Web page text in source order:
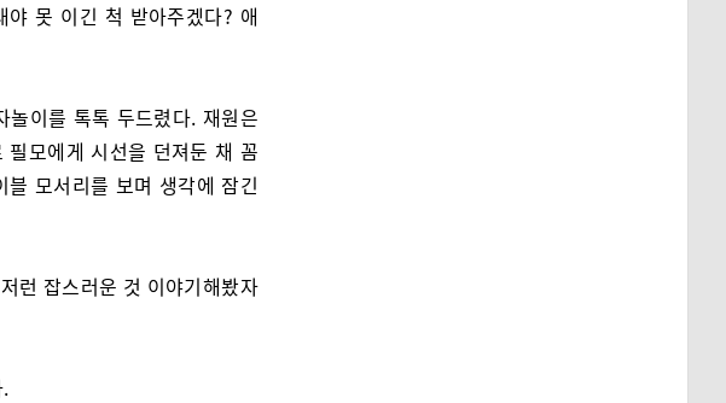
못 이긴 척 받아주겠다? 애
놀이를 톡톡 두드렸다. 재원은
모에게 시선을 던져둔 채 꼼
모서리를 보며 생각에 잠긴
런 잡스러운 것 이야기해봤자